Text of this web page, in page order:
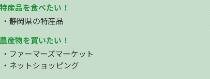
特産品を食べたい！
静岡県の特産品
農産物を買いたい！
ファーマーズマーケット
ネットショッピング